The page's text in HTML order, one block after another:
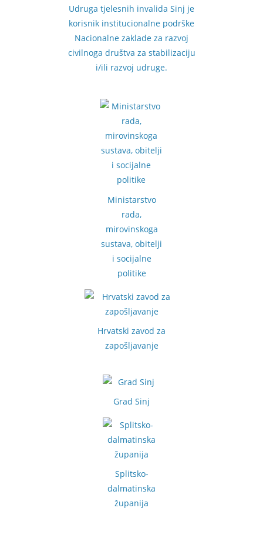
Udruga tjelesnih invalida Sinj je
korisnik institucionalne podrške
Nacionalne zaklade za razvoj
civilnoga društva za stabilizaciju
i/ili razvoj udruge.
Ministarstvo
rada,
mirovinskoga
sustava, obitelji
i socijalne
politike
Hrvatski zavod za
zapošljavanje
Grad Sinj
Splitsko-
dalmatinska
županija